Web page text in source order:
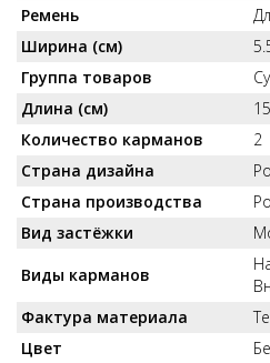
Ремень
Ширина (см)
Группа товаров
Длина (см)
Количество карманов
2
Страна дизайна
Страна производства
Вид застёжки
Виды карманов
Фактура материала
Цвет